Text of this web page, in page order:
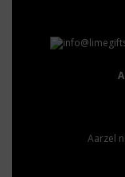
Aarzel